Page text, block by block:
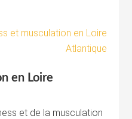
en Loire
et de la musculation